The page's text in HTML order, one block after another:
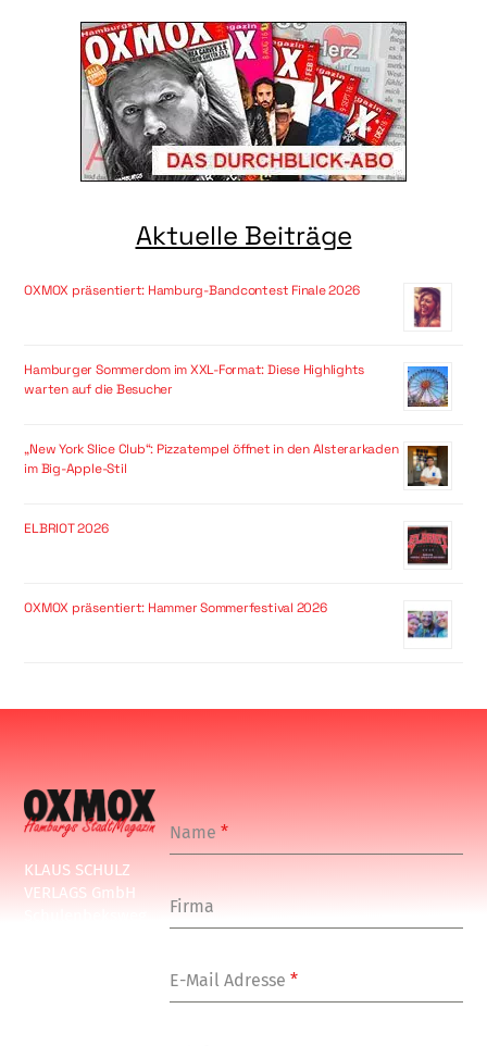
Aktuelle Beiträge
OXMOX präsentiert: Hamburg-Bandcontest Finale 2026
Hamburger Sommerdom im XXL-Format: Diese Highlights
warten auf die Besucher
„New York Slice Club“: Pizzatempel öffnet in den Alsterarkaden
im Big-Apple-Stil
ELBRIOT 2026
OXMOX präsentiert: Hammer Sommerfestival 2026
KLAUS SCHULZ
VERLAGS GmbH
Name*
Firma
E-Mail Adresse*